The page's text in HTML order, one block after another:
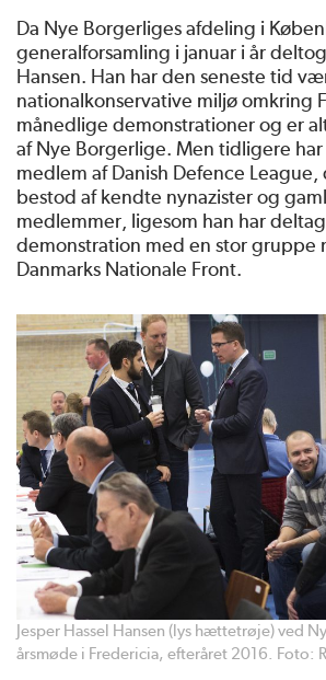
Da Nye Borgerliges afdeling i
generalforsamling i januar i år deltog
Hansen. Han har den seneste tid
nationalkonservative miljø omkring
månedlige demonstrationer og er
af Nye Borgerlige. Men tidligere
medlem af Danish Defence
bestod af kendte nynazister og
medlemmer, ligesom han har
demonstration med en stor gruppe
Danmarks Nationale Front.
Jesper Hassel Hansen (lys hættetrøje) ved
årsmøde i Fredericia, efteråret 2016. Foto: